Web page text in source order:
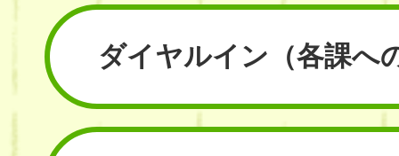
ダイヤルイン （各課へ